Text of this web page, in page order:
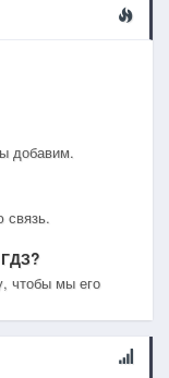
добавим.
связь.
чтобы мы его